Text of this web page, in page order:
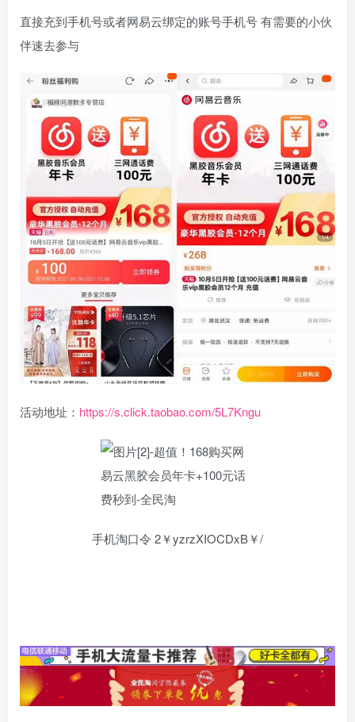
直接充到手机号或者网易云绑定的账号手机号 有需要的小伙
伴速去参与
活动地址： https://s.click.taobao.com/5L7Kngu
手机淘口令 2￥yzrzXIOCDxB￥/